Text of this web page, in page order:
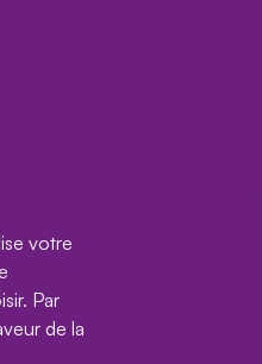
votre
Par
de la